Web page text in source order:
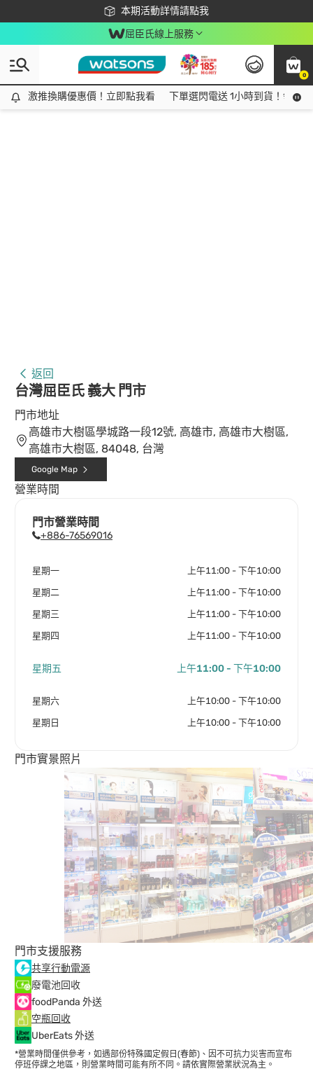
本期活動詳情請點我
下載app最高回饋$350
屈臣氏線上服務
0
激推換購優惠價！立即點我看
激推換購優惠價！立即點我看 下單選閃電送 1小時到貨！領神
返回
台灣屈臣氏 義大 門市
門市地址
高雄市大樹區學城路一段12號, 高雄市, 高雄市大樹區,
高雄市大樹區, 84048, 台灣
Google Map
營業時間
門市營業時間
+886-76569016
星期一 上午11:00 - 下午10:00
星期二 上午11:00 - 下午10:00
星期三 上午11:00 - 下午10:00
星期四 上午11:00 - 下午10:00
星期五 上午11:00 - 下午10:00
星期六 上午10:00 - 下午10:00
星期日 上午10:00 - 下午10:00
門市實景照片
門市支援服務
共享行動電源
廢電池回收
foodPanda 外送
空瓶回收
UberEats 外送
*營業時間僅供參考，如遇部份特殊國定假日(春節)、因不可抗力災害而宣布
停班停課之地區，則營業時間可能有所不同。請依實際營業狀況為主。